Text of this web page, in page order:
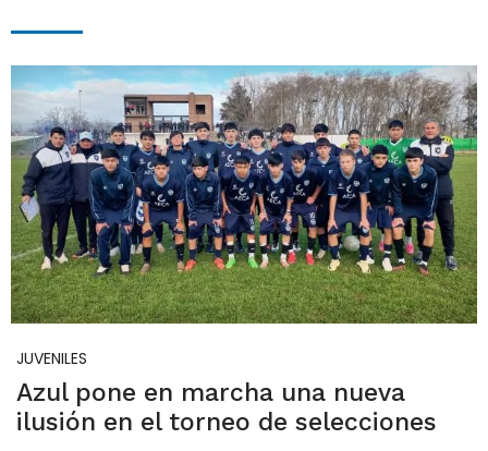
JUVENILES
Azul pone en marcha una nueva
ilusión en el torneo de selecciones